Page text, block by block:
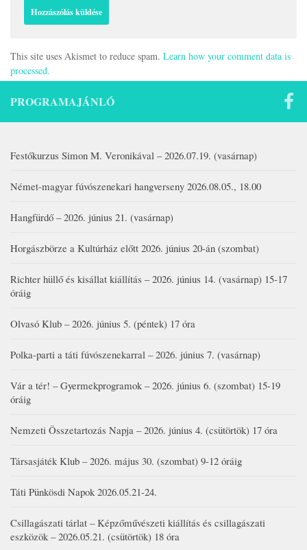
This site uses Akismet to reduce spam. Learn how your comment data is
processed.
PROGRAMAJÁNLÓ
Festőkurzus Simon M. Veronikával – 2026.07.19. (vasárnap)
Német-magyar fúvószenekari hangverseny 2026.08.05., 18.00
Hangfürdő – 2026. június 21. (vasárnap)
Horgászbörze a Kultúrház előtt 2026. június 20-án (szombat)
Richter hüllő és kisállat kiállítás – 2026. június 14. (vasárnap) 15-17
óráig
Olvasó Klub – 2026. június 5. (péntek) 17 óra
Polka-parti a táti fúvószenekarral – 2026. június 7. (vasárnap)
Vár a tér! – Gyermekprogramok – 2026. június 6. (szombat) 15-19
óráig
Nemzeti Összetartozás Napja – 2026. június 4. (csütörtök) 17 óra
Társasjáték Klub – 2026. május 30. (szombat) 9-12 óráig
Táti Pünkösdi Napok 2026.05.21-24.
Csillagászati tárlat – Képzőművészeti kiállítás és csillagászati
eszközök – 2026.05.21. (csütörtök) 18 óra